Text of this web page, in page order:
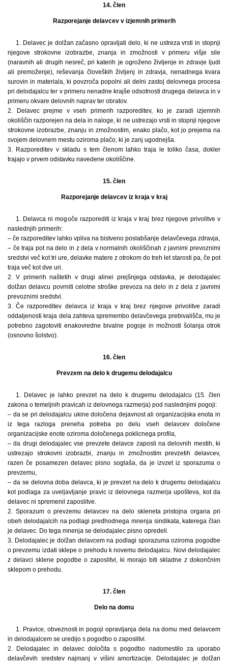
14. člen
Razporejanje delavcev v izjemnih primerih
1. Delavec je dolžan začasno opravljati delo, ki ne ustreza vrsti in stopnji
njegove strokovne izobrazbe, znanja in zmožnosti v primeru višje sile
(naravnih ali drugih nesreč, pri katerih je ogroženo življenje in zdravje ljudi
ali premoženje), reševanja človeških življenj in zdravja, nenadnega kvara
surovin in materiala, ki povzroča popolni ali delni zastoj delovnega procesa
pri delodajalcu ter v primeru nenadne krajše odsotnosti drugega delavca in v
primeru okvare delovnih naprav ter obratov.
2. Delavec prejme v vseh primerih razporeditev, ko je zaradi izjemnih
okoliščin razporejen na dela in naloge, ki ne ustrezajo vrsti in stopnji njegove
strokovne izobrazbe, znanju in zmožnostim, enako plačo, kot jo prejema na
svojem delovnem mestu oziroma plačo, ki je zanj ugodnejša.
3. Razporeditev v skladu s tem členom lahko traja le toliko časa, dokler
trajajo v prvem odstavku navedene okoliščine.
15. člen
Razporejanje delavcev iz kraja v kraj
1. Delavca ni mogoče razporediti iz kraja v kraj brez njegove privolitve v
naslednjih primerih:
– če razporeditev lahko vpliva na bistveno poslabšanje delavčevega zdravja,
– če traja pot na delo in z dela v normalnih okoliščinah z javnimi prevoznimi
sredstvi več kot tri ure, delavke matere z otrokom do treh let starosti pa, če pot
traja več kot dve uri.
2. V primerih naštetih v drugi alinei prejšnjega odstavka, je delodajalec
dolžan delavcu povrniti celotne stroške prevoza na delo in z dela z javnimi
prevoznimi sredstvi.
3. Če razporeditev delavca iz kraja v kraj brez njegove privolitve zaradi
oddaljenosti kraja dela zahteva spremembo delavčevega prebivališča, mu je
potrebno zagotoviti enakovredne bivalne pogoje in možnosti šolanja otrok
(osnovno šolstvo).
16. člen
Prevzem na delo k drugemu delodajalcu
1. Delavec je lahko prevzet na delo k drugemu delodajalcu (15. člen
zakona o temeljnih pravicah iz delovnega razmerja) pod naslednjimi pogoji:
– da se pri delodajalcu ukine določena dejavnost ali organizacijska enota in
iz tega razloga preneha potreba po delu vseh delavcev določene
organizacijske enote oziroma določenega poklicnega profila,
– da drugi delodajalec vse prevzete delavce zaposli na delovnih mestih, ki
ustrezajo strokovni izobrazbi, znanju in zmožnostim prevzetih delavcev,
razen če posamezen delavec pisno soglaša, da je izvzet iz sporazuma o
prevzemu,
– da se delovna doba delavca, ki je prevzet na delo k drugemu delodajalcu
kot podlaga za uveljavljanje pravic iz delovnega razmerja upošteva, kot da
delavec ni spremenil zaposlitve.
2. Sporazum o prevzemu delavcev na delo skleneta pristojna organa pri
obeh delodajalcih na podlagi predhodnega mnenja sindikata, katerega član
je delavec. Do tega mnenja se delodajalec pisno opredeli.
3. Delodajalec je dolžan delavcem na podlagi sporazuma oziroma pogodbe
o prevzemu izdati sklepe o prehodu k novemu delodajalcu. Novi delodajalec
z delavci sklene pogodbe o zaposlitvi, ki morajo biti skladne z dokončnim
sklepom o prehodu.
17. člen
Delo na domu
1. Pravice, obveznosti in pogoji opravljanja dela na domu med delavcem
in delodajalcem se uredijo s pogodbo o zaposlitvi.
2. Delodajalec in delavec določita s pogodbo nadomestilo za uporabo
delavčevih sredstev najmanj v višini amortizacije. Delodajalec je dolžan